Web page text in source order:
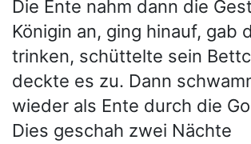
Die Ente nahm dann die
Königin an, ging hinauf, gab
trinken, schüttelte sein
deckte es zu. Dann
wieder als Ente durch die
Dies geschah zwei Nächte